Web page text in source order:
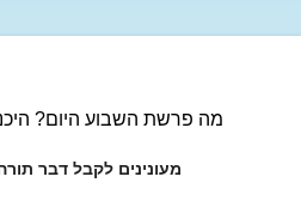
מה פרשת השבוע היום?
מעונינים לקבל דבר